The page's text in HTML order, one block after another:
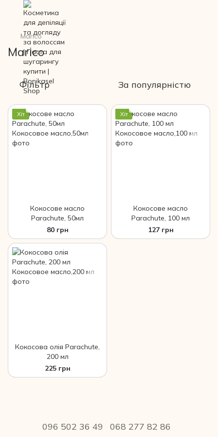
Marico
Marico
Фільтр За популярністю
Хіт
Кокосове масло
Parachute, 50мл
80 грн
Хіт
Кокосове масло
Parachute, 100 мл
127 грн
Кокосова олія Parachute,
200 мл
225 грн
096 502 36 49 068 277 82 86